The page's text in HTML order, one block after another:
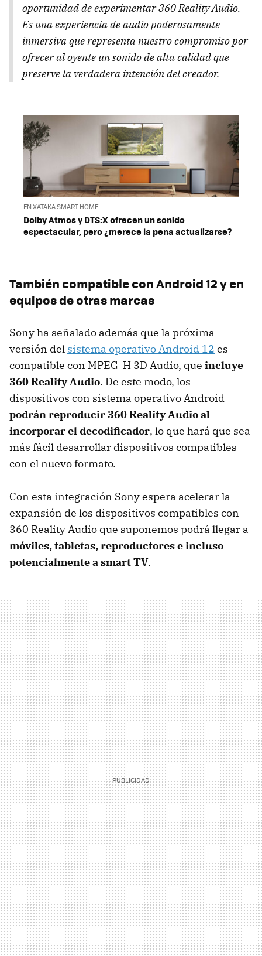
oportunidad de experimentar 360 Reality Audio.
Es una experiencia de audio poderosamente
inmersiva que representa nuestro compromiso por
ofrecer al oyente un sonido de alta calidad que
preserve la verdadera intención del creador.
EN XATAKA SMART HOME
Dolby Atmos y DTS:X ofrecen un sonido
espectacular, pero ¿merece la pena actualizarse?
También compatible con Android 12 y en
equipos de otras marcas
Sony ha señalado además que la próxima
versión del sistema operativo Android 12 es
compatible con MPEG-H 3D Audio, que incluye
360 Reality Audio. De este modo, los
dispositivos con sistema operativo Android
podrán reproducir 360 Reality Audio al
incorporar el decodificador, lo que hará que sea
más fácil desarrollar dispositivos compatibles
con el nuevo formato.
Con esta integración Sony espera acelerar la
expansión de los dispositivos compatibles con
360 Reality Audio que suponemos podrá llegar a
móviles, tabletas, reproductores e incluso
potencialmente a smart TV.